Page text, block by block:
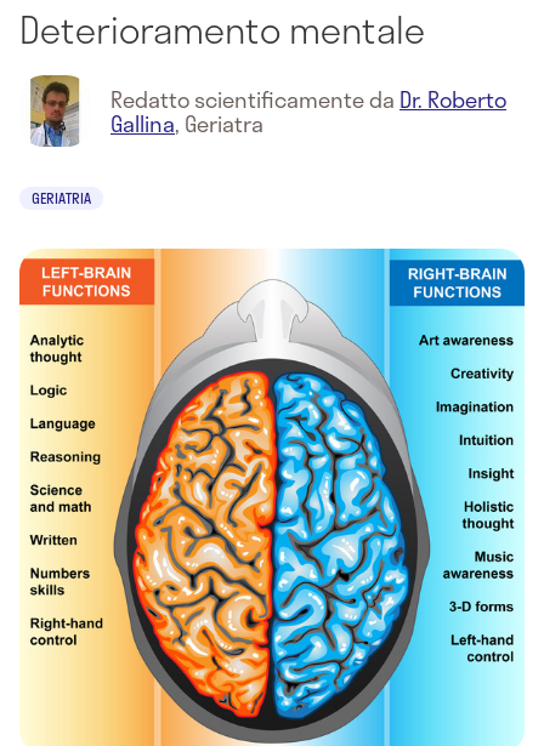
Deterioramento mentale
Redatto scientificamente da Dr. Roberto
Gallina, Geriatra
GERIATRIA